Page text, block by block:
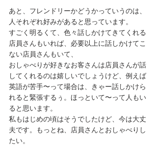
あと、フレンドリーかどうかっていうのは、
人それぞれ好みがあると思っています。
すごく明るくて、色々話しかけてきてくれる
店員さんもいれば、必要以上に話しかけてこ
ない店員さんもいて、
おしゃべりが好きなお客さんは店員さんが話
してくれるのは嬉しいでしょうけど、例えば
英語が苦手〜って場合は、きゃー話しかけら
れると緊張するぅ。ほっといて〜って人もい
ると思います。
私もはじめの頃はそうでしたけど、今は大丈
夫です。もっとね、店員さんとおしゃべりし
たい。